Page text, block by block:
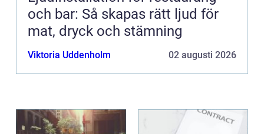
och bar: Så skapas rätt ljud för
mat, dryck och stämning
Viktoria Uddenholm 02 augusti 2026